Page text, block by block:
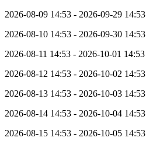
2026-08-09 14:53 - 2026-09-29 14:53
2026-08-10 14:53 - 2026-09-30 14:53
2026-08-11 14:53 - 2026-10-01 14:53
2026-08-12 14:53 - 2026-10-02 14:53
2026-08-13 14:53 - 2026-10-03 14:53
2026-08-14 14:53 - 2026-10-04 14:53
2026-08-15 14:53 - 2026-10-05 14:53